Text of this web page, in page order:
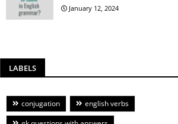
January 12, 2024
LABELS
conjugation
english verbs